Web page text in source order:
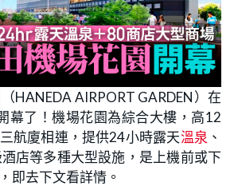
HANEDA AIRPORT GARDEN）在
幕了！機場花園為綜合大樓，高12
航廈相連，提供24小時露天溫泉 、
店等多種大型設施，是上機前或下
即去下文看詳情。